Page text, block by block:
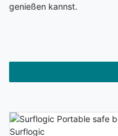
genießen kannst.